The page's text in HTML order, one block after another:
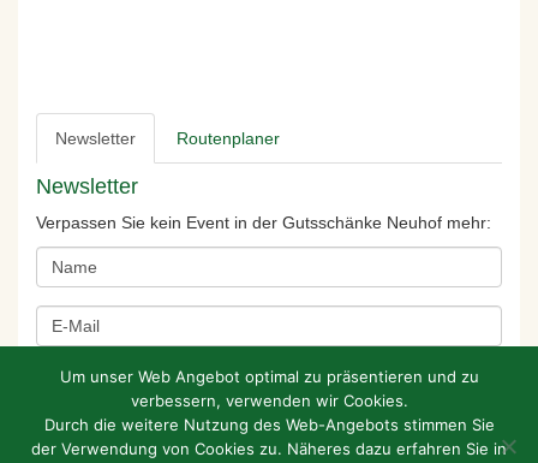
Newsletter Routenplaner
Newsletter
Verpassen Sie kein Event in der Gutsschänke Neuhof mehr:
Um unser Web Angebot optimal zu präsentieren und zu
verbessern, verwenden wir Cookies.
Durch die weitere Nutzung des Web-Angebots stimmen Sie
der Verwendung von Cookies zu. Näheres dazu erfahren Sie in